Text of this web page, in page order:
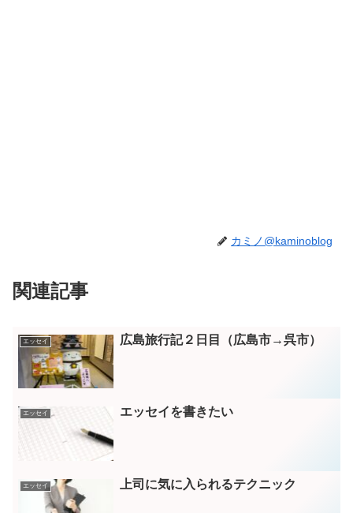
カミノ@kaminoblog
関連記事
エッセイ 広島旅行記２日目（広島市→呉市）
エッセイ エッセイを書きたい
エッセイ 上司に気に入られるテクニック